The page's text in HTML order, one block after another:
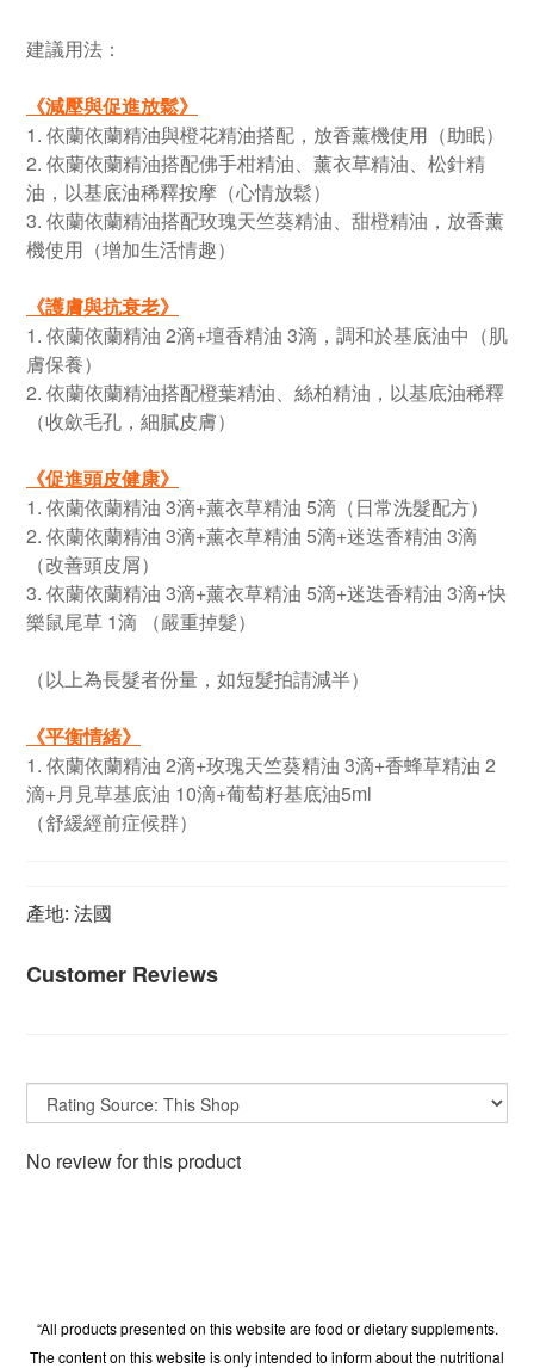
建議用法：
《減壓與促進放鬆》
1. 依蘭依蘭精油與橙花精油搭配，放香薰機使用（助眠）
2. 依蘭依蘭精油搭配佛手柑精油、薰衣草精油、松針精
油，以基底油稀釋按摩（心情放鬆）
3. 依蘭依蘭精油搭配玫瑰天竺葵精油、甜橙精油，放香薰
機使用（增加生活情趣）
《護膚與抗衰老》
1. 依蘭依蘭精油 2滴+壇香精油 3滴，調和於基底油中（肌
膚保養）
2. 依蘭依蘭精油搭配橙葉精油、絲柏精油，以基底油稀釋
（收歛毛孔，細膩皮膚）
《促進頭皮健康》
1. 依蘭依蘭精油 3滴+薰衣草精油 5滴（日常洗髮配方）
2. 依蘭依蘭精油 3滴+薰衣草精油 5滴+迷迭香精油 3滴
（改善頭皮屑）
3. 依蘭依蘭精油 3滴+薰衣草精油 5滴+迷迭香精油 3滴+快
樂鼠尾草 1滴 （嚴重掉髮）
（以上為長髮者份量，如短髮拍請減半）
《平衡情緒》
1. 依蘭依蘭精油 2滴+玫瑰天竺葵精油 3滴+香蜂草精油 2
滴+月見草基底油 10滴+葡萄籽基底油5ml
（舒緩經前症候群）
產地: 法國
Customer Reviews
No review for this product
“All products presented on this website are food or dietary supplements.
The content on this website is only intended to inform about the nutritional